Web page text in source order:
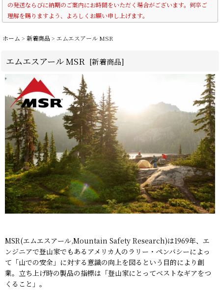
の発送ならびに納期のご案内にお時間をいただく場合がございます。何卒ご
理解を賜りますよう、よろしくお願い申し上げます。
ホーム > 新着商品> エムエスアール MSR
エムエスアール MSR [新着商品]
MSR(エムエスアール,Mountain Safety Research)は1969年、エ
ンジニアで登山家でもあるアメリカ人のラリー・ペンバシーによっ
て「山での安全」に対する意識の向上を図るという目的により創
業。立ち上げ時の製品の指標は「登山家にとってベストなギアをつ
くること」。